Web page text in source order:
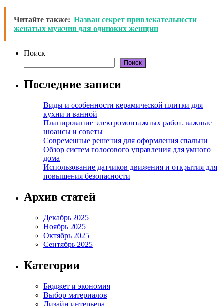
Читайте также: Назван секрет привлекательности
женатых мужчин для одиноких женщин
Поиск
Поиск
Последние записи
Виды и особенности керамической плитки для
кухни и ванной
Планирование электромонтажных работ: важные
нюансы и советы
Современные решения для оформления спальни
Обзор систем голосового управления для умного
дома
Использование датчиков движения и открытия для
повышения безопасности
Архив статей
Декабрь 2025
Ноябрь 2025
Октябрь 2025
Сентябрь 2025
Категории
Бюджет и экономия
Выбор материалов
Дизайн интерьера